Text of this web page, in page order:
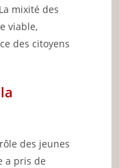
mixité des
viable,
des citoyens
des jeunes
a pris de